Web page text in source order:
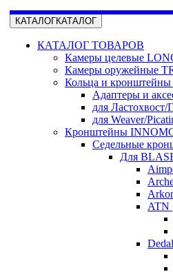
КАТАЛОГКАТАЛОГ
КАТАЛОГ ТОВАРОВ
Камеры целевые
Камеры оружейные
Кольца и
Адаптеры и
для
для Weaver/
Кронштейны
Седельные
Для
ATN